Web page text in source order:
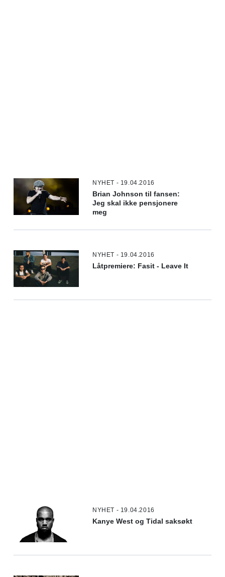
NYHET - 19.04.2016
Brian Johnson til fansen:
Jeg skal ikke pensjonere
meg
NYHET - 19.04.2016
Låtpremiere: Fasit - Leave It
NYHET - 19.04.2016
Kanye West og Tidal saksøkt